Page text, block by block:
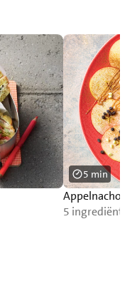
Appelnacho’s
5 ingrediënten
5 min